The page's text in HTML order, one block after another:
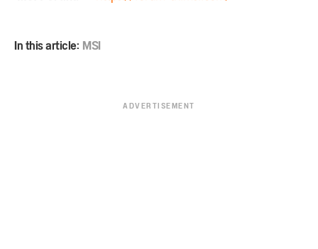
In this article:MSI
ADVERTISEMENT